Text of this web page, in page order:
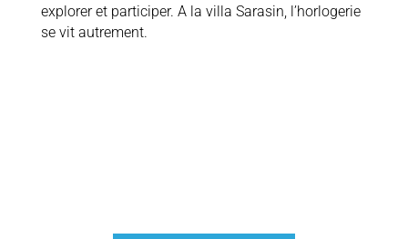
explorer et participer. A la villa Sarasin, l’horlogerie
se vit autrement.